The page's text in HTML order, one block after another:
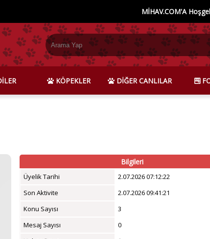
MİHAV.COM'A
KÖPEKLER DİĞER CANLILAR
Bilgileri
Üyelik Tarihi
2.07.2026 07:12:22
Son Aktivite
2.07.2026 09:41:21
Konu Sayısı
3
Mesaj Sayısı
0